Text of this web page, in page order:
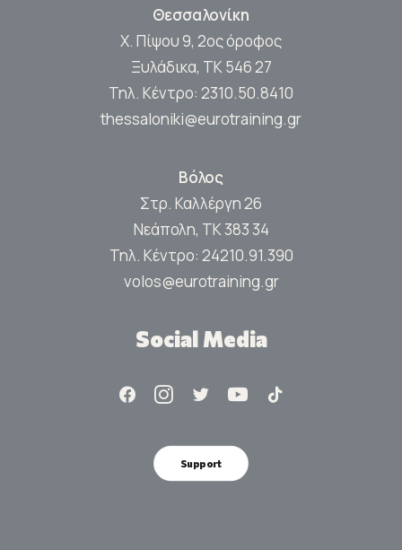
Θεσσαλονίκη
Χ. Πίψου 9, 2ος όροφος
Ξυλάδικα, ΤΚ 546 27
Τηλ. Κέντρο: 2310.50.8410
thessaloniki@eurotraining.gr
Βόλος
Στρ. Καλλέργη 26
Νεάπολη, ΤΚ 383 34
Τηλ. Κέντρο: 24210.91.390
volos@eurotraining.gr
Social Media
Support